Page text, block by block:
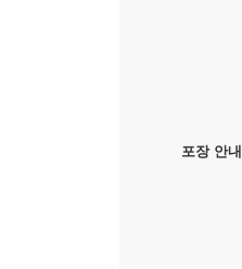
포장 안내